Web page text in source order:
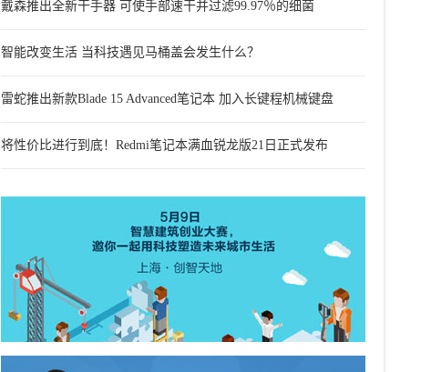
戴森推出全新干手器 可使手部速干并过滤99.97％的细菌
智能改变生活 当科技遇见马桶盖会发生什么？
雷蛇推出新款Blade 15 Advanced笔记本 加入长键程机械键盘
将性价比进行到底！Redmi笔记本满血锐龙版21日正式发布